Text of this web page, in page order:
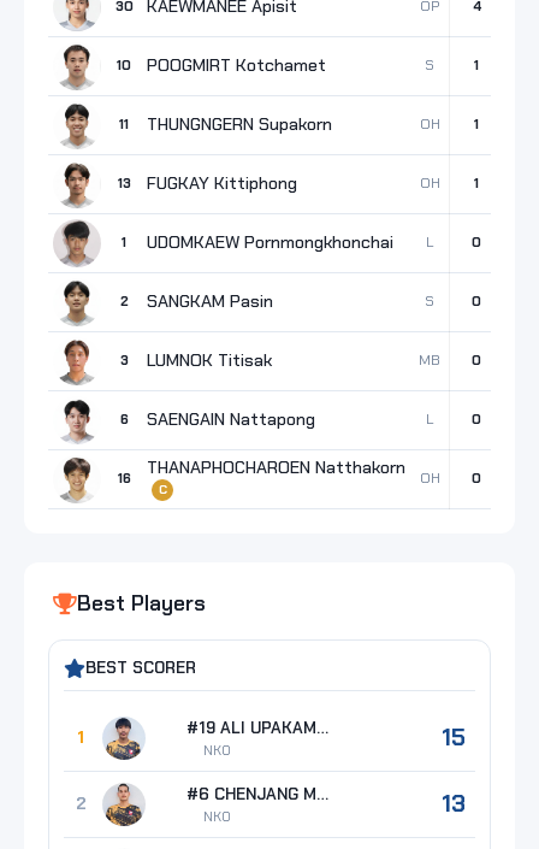
30 KAEWMANEE Apisit OP 4
10 POOGMIRT Kotchamet S 1
11 THUNGNGERN Supakorn OH 1
13 FUGKAY Kittiphong OH 1
1 UDOMKAEW Pornmongkhonchai L 0
2 SANGKAM Pasin S 0
3 LUMNOK Titisak MB 0
6 SAENGAIN Nattapong L 0
16 THANAPHOCHAROEN Natthakorn
C
OH 0
Best Players
BEST SCORER
1 #19 ALI UPAKAM Christopher
NKO 15
2 #6 CHENJANG Morhahmad
NKO 13